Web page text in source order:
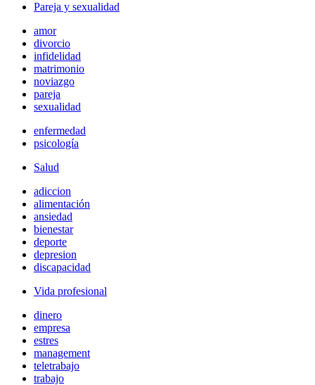
Pareja y sexualidad
amor
divorcio
infidelidad
matrimonio
noviazgo
pareja
sexualidad
enfermedad
psicología
Salud
adiccion
alimentación
ansiedad
bienestar
deporte
depresion
discapacidad
Vida profesional
dinero
empresa
estres
management
teletrabajo
trabajo